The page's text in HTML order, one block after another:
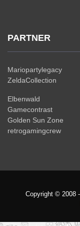
PARTNER
Mariopartylegacy
ZeldaCollection
Elbenwald
Gamecontrast
Golden Sun Zone
retrogamingcrew
Copyright © 2008